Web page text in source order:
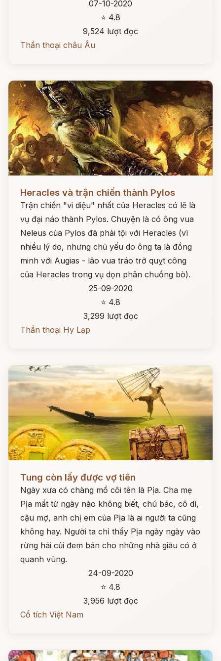
07-10-2020
⭐ 4.8
9,524 lượt đọc
Thần thoại châu Âu
Heracles và trận chiến thành Pylos
Trận chiến "vi diệu" nhất của Heracles có lẽ là
vụ đại náo thành Pylos. Chuyện là có ông vua
Neleus của Pylos đã phải tội với Heracles (vì
nhiều lý do, nhưng chủ yếu do ông ta là đồng
minh với Augias - lão vua tráo trở quỵt công
của Heracles trong vụ dọn phân chuồng bò).
25-09-2020
⭐ 4.8
3,299 lượt đọc
Thần thoại Hy Lạp
Tung còn lấy được vợ tiên
Ngày xưa có chàng mồ côi tên là Pịa. Cha mẹ
Pịa mất từ ngày nào không biết, chú bác, cô dì,
cậu mợ, anh chị em của Pịa là ai người ta cũng
không hay. Người ta chỉ thấy Pịa ngày ngày vào
rừng hái củi đem bán cho những nhà giàu có ở
quanh vùng.
24-09-2020
⭐ 4.8
3,956 lượt đọc
Cổ tích Việt Nam